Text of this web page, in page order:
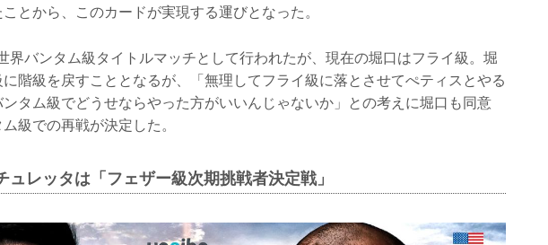
とから、このカードが実現する運びとなった。
界バンタム級タイトルマッチとして行われたが、現在の堀口はフライ級。堀
階級を戻すこととなるが、「無理してフライ級に落とさせてぺティスとやる
タム級でどうせならやった方がいいんじゃないか」との考えに堀口も同意
級での再戦が決定した。
ュレッタは「フェザー級次期挑戦者決定戦」